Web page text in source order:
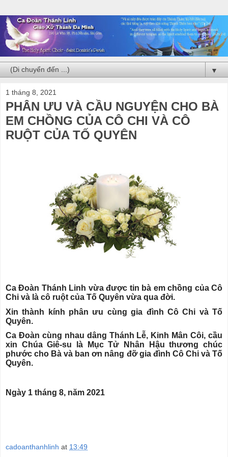
▼
1 tháng 8, 2021
PHÂN ƯU VÀ CẦU NGUYỆN CHO BÀ
EM CHỒNG CỦA CÔ CHI VÀ CÔ
RUỘT CỦA TỐ QUYÊN
Ca Đoàn Thánh Linh vừa được tin bà em chồng của Cô
Chi và là cô ruột của Tố Quyên vừa qua đời.
Xin thành kính phân ưu cùng gia đình Cô Chi và Tố
Quyên.
Ca Đoàn cùng nhau dâng Thánh Lễ, Kinh Mân Côi, cầu
xin Chúa Giê-su là Mục Tử Nhân Hậu thương chúc
phước cho Bà và ban ơn nâng đỡ gia đình Cô Chi và Tố
Quyên.
Ngày 1 tháng 8, năm 2021
cadoanthanhlinh at 13:49